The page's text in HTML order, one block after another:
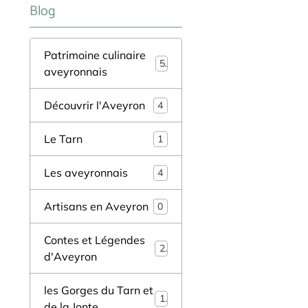
Blog
Patrimoine culinaire
aveyronnais
5
Découvrir l'Aveyron 4
Le Tarn 1
Les aveyronnais 4
Artisans en Aveyron 0
Contes et Légendes
d'Aveyron
2
les Gorges du Tarn et
1